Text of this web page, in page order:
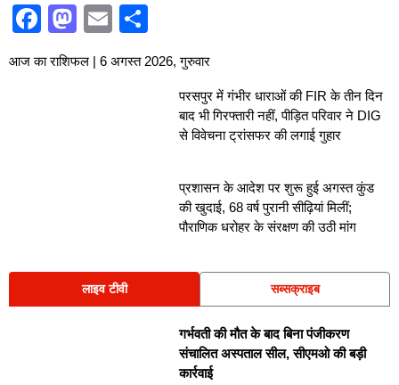
F
c
M
st
E
ai
h
ar
आज का राशिफल | 6 अगस्त 2026, गुरुवार
परसपुर में गंभीर धाराओं की FIR के तीन दिन
बाद भी गिरफ्तारी नहीं, पीड़ित परिवार ने DIG
से विवेचना ट्रांसफर की लगाई गुहार
प्रशासन के आदेश पर शुरू हुई अगस्त कुंड
की खुदाई, 68 वर्ष पुरानी सीढ़ियां मिलीं;
पौराणिक धरोहर के संरक्षण की उठी मांग
लाइव टीवी सब्सक्राइब
गर्भवती की मौत के बाद बिना पंजीकरण
संचालित अस्पताल सील, सीएमओ की बड़ी
कार्रवाई